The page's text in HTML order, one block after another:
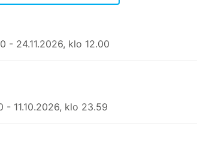
- 24.11.2026, klo 12.00
- 11.10.2026, klo 23.59